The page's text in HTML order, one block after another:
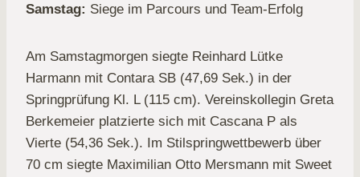
Samstag: Siege im Parcours und Team-Erfolg
Am Samstagmorgen siegte Reinhard Lütke
Harmann mit Contara SB (47,69 Sek.) in der
Springprüfung Kl. L (115 cm). Vereinskollegin Greta
Berkemeier platzierte sich mit Cascana P als
Vierte (54,36 Sek.). Im Stilspringwettbewerb über
70 cm siegte Maximilian Otto Mersmann mit Sweet